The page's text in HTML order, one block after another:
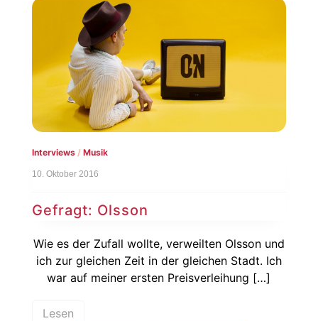
Interviews/ Musik
10. Oktober 2016
Gefragt: Olsson
Wie es der Zufall wollte, verweilten Olsson und
ich zur gleichen Zeit in der gleichen Stadt. Ich
war auf meiner ersten Preisverleihung […]
Lesen